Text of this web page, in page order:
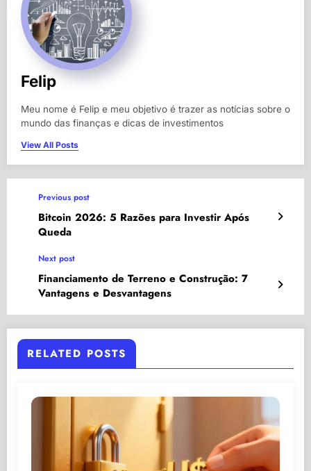
Felip
Meu nome é Felip e meu objetivo é trazer as notícias sobre o
mundo das finanças e dicas de investimentos
View All Posts
Previous post
Bitcoin 2026: 5 Razões para Investir Após
Queda
Next post
Financiamento de Terreno e Construção: 7
Vantagens e Desvantagens
RELATED POSTS